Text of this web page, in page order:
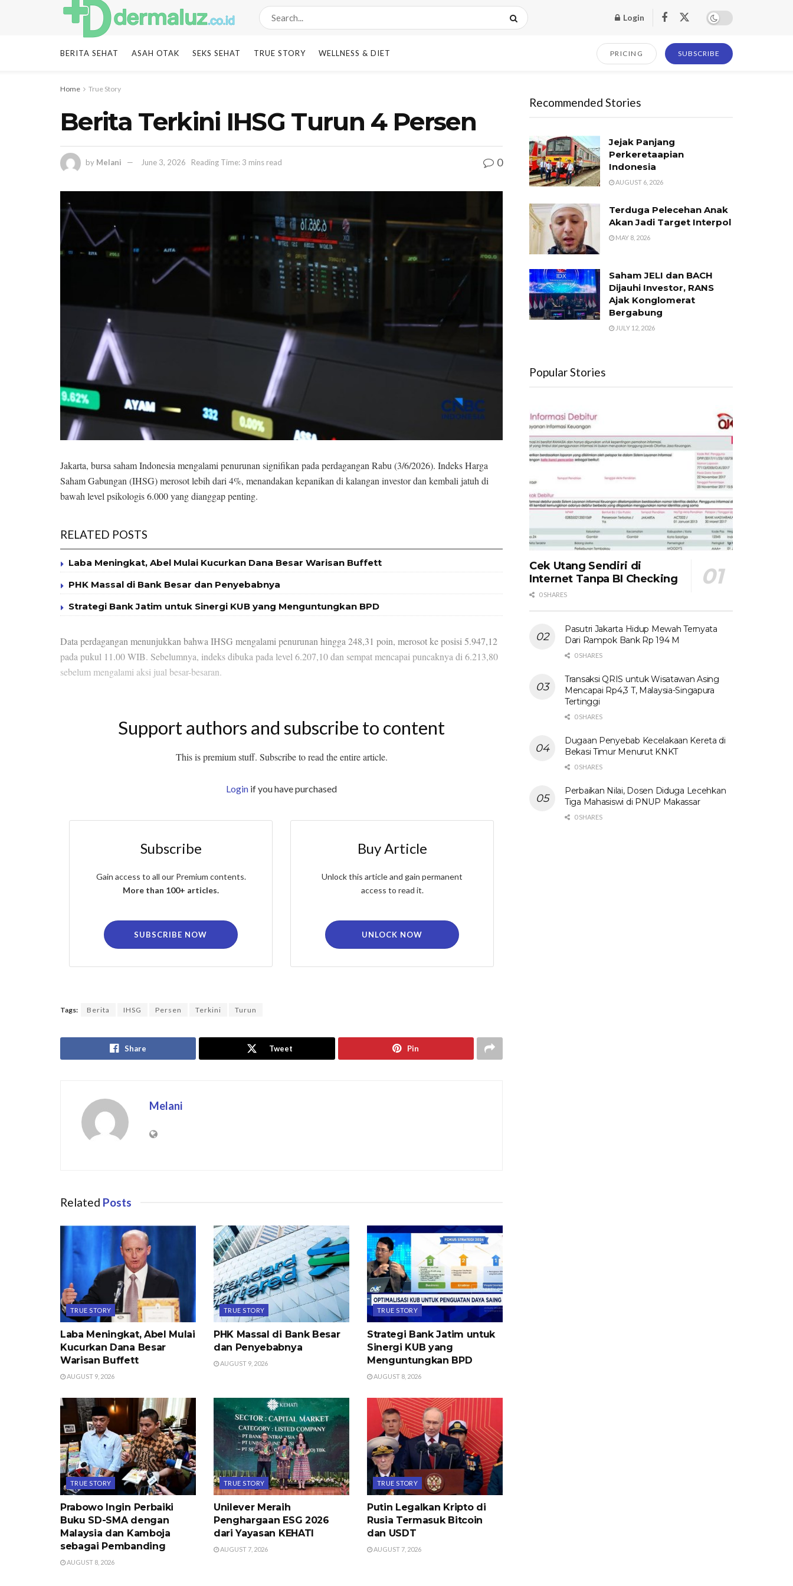
Login
BERITA SEHAT ASAH OTAK SEKS SEHAT TRUE STORY WELLNESS & DIET PRICING SUBSCRIBE
Home True Story
Berita Terkini IHSG Turun 4 Persen
by Melani June 3, 2026 Reading Time: 3 mins read 0
Jakarta, bursa saham Indonesia mengalami penurunan signifikan pada perdagangan Rabu (3/6/2026). Indeks Harga
Saham Gabungan (IHSG) merosot lebih dari 4%, menandakan kepanikan di kalangan investor dan kembali jatuh di
bawah level psikologis 6.000 yang dianggap penting.
RELATED POSTS
Laba Meningkat, Abel Mulai Kucurkan Dana Besar Warisan Buffett
PHK Massal di Bank Besar dan Penyebabnya
Strategi Bank Jatim untuk Sinergi KUB yang Menguntungkan BPD
Data perdagangan menunjukkan bahwa IHSG mengalami penurunan hingga 248,31 poin, merosot ke posisi 5.947,12
pada pukul 11.00 WIB. Sebelumnya, indeks dibuka pada level 6.207,10 dan sempat mencapai puncaknya di 6.213,80
sebelum mengalami aksi jual besar-besaran.
Support authors and subscribe to content
This is premium stuff. Subscribe to read the entire article.
Login if you have purchased
Subscribe
Gain access to all our Premium contents.
More than 100+ articles.
SUBSCRIBE NOW
Buy Article
Unlock this article and gain permanent
access to read it.
UNLOCK NOW
Tags: Berita IHSG Persen Terkini Turun
Share Tweet Pin
Melani
Related Posts
TRUE STORY
Laba Meningkat, Abel Mulai
Kucurkan Dana Besar
Warisan Buffett
AUGUST 9, 2026
TRUE STORY
PHK Massal di Bank Besar
dan Penyebabnya
AUGUST 9, 2026
TRUE STORY
Strategi Bank Jatim untuk
Sinergi KUB yang
Menguntungkan BPD
AUGUST 8, 2026
TRUE STORY
Prabowo Ingin Perbaiki
Buku SD-SMA dengan
Malaysia dan Kamboja
sebagai Pembanding
AUGUST 8, 2026
TRUE STORY
Unilever Meraih
Penghargaan ESG 2026
dari Yayasan KEHATI
AUGUST 7, 2026
TRUE STORY
Putin Legalkan Kripto di
Rusia Termasuk Bitcoin
dan USDT
AUGUST 7, 2026
Recommended Stories
Jejak Panjang
Perkeretaapian
Indonesia
AUGUST 6, 2026
Terduga Pelecehan Anak
Akan Jadi Target Interpol
MAY 8, 2026
Saham JELI dan BACH
Dijauhi Investor, RANS
Ajak Konglomerat
Bergabung
JULY 12, 2026
Popular Stories
Cek Utang Sendiri di
Internet Tanpa BI Checking
0 SHARES
Pasutri Jakarta Hidup Mewah Ternyata
Dari Rampok Bank Rp 194 M
0 SHARES
Transaksi QRIS untuk Wisatawan Asing
Mencapai Rp4,3 T, Malaysia-Singapura
Tertinggi
0 SHARES
Dugaan Penyebab Kecelakaan Kereta di
Bekasi Timur Menurut KNKT
0 SHARES
Perbaikan Nilai, Dosen Diduga Lecehkan
Tiga Mahasiswi di PNUP Makassar
0 SHARES